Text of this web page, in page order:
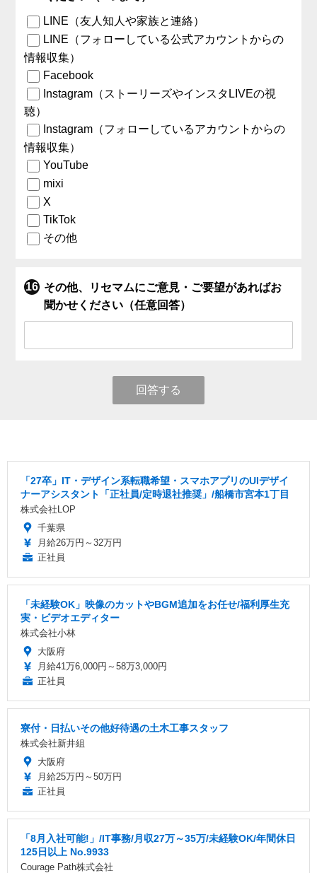
LINE（友人知人や家族と連絡）
LINE（フォローしている公式アカウントからの
情報収集）
Facebook
Instagram（ストーリーズやインスタLIVEの視
聴）
Instagram（フォローしているアカウントからの
情報収集）
YouTube
mixi
X
TikTok
その他
その他、リセマムにご意見・ご要望があればお
聞かせください（任意回答）
回答する
「27卒」IT・デザイン系転職希望・スマホアプリのUIデザイ
ナーアシスタント「正社員/定時退社推奨」/船橋市宮本1丁目
株式会社LOP
千葉県
月給26万円～32万円
正社員
「未経験OK」映像のカットやBGM追加をお任せ/福利厚生充
実・ビデオエディター
株式会社小林
大阪府
月給41万6,000円～58万3,000円
正社員
寮付・日払いその他好待遇の土木工事スタッフ
株式会社新井組
大阪府
月給25万円～50万円
正社員
「8月入社可能!」/IT事務/月収27万～35万/未経験OK/年間休日
125日以上 No.9933
Courage Path株式会社